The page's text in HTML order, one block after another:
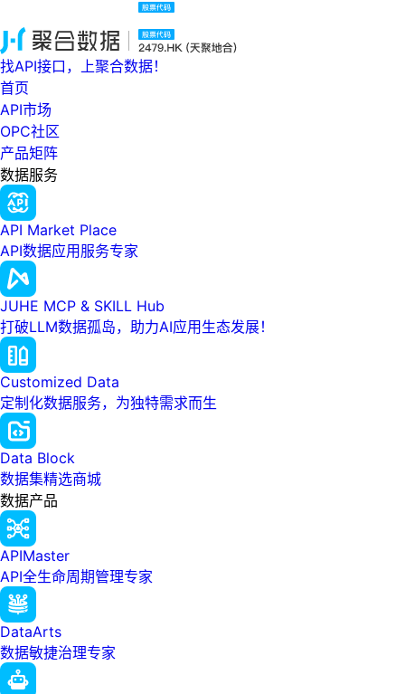
找API接口，上聚合数据！
首页
API市场
OPC社区
产品矩阵
数据服务
API Market Place
API数据应用服务专家
JUHE MCP & SKILL Hub
打破LLM数据孤岛，助力AI应用生态发展！
Customized Data
定制化数据服务，为独特需求而生
Data Block
数据集精选商城
数据产品
APIMaster
API全生命周期管理专家
DataArts
数据敏捷治理专家